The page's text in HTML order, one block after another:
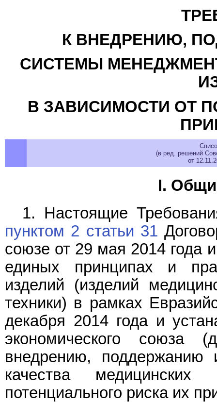
К ВНЕДРЕНИЮ,
СИСТЕМЫ
В ЗАВИСИМОСТИ ОТ
(в ред. решений
от
I.
1. Настоящие
пунктом 2 статьи 31
союзе от 29 мая 2014 года
единых принципах и
изделий (изделий
техники) в рамках
декабря 2014 года и
экономического
внедрению, поддержанию
качества
потенциального риска их